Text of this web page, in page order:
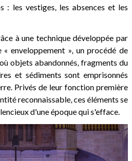
: les vestiges, les absences et les
à une technique développée par
enveloppement », un procédé de
objets abandonnés, fragments du
et sédiments sont emprisonnés
Privés de leur fonction première
reconnaissable, ces éléments se
d'une époque qui s'efface.